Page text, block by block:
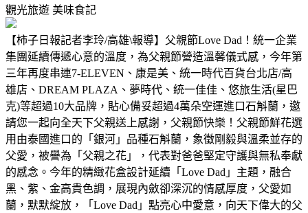
觀光旅遊 美味食記
【柿子日報記者李玲/高雄\報導】父親節Love Dad！統一企業
集團延續傳遞心意的溫度，為父親節營造溫馨儀式感，今年第
三年再度串連7-ELEVEN、康是美、統一時代百貨台北店/高
雄店、DREAM PLAZA、夢時代、統一佳佳、悠旅生活(星巴
克)等超過10大品牌，貼心備妥超過4萬朵空運進口石斛蘭，邀
請您一起向全天下父親送上感謝，父親節快樂！父親節鮮花選
用由泰國進口的「銀河」品種石斛蘭，象徵剛毅與溫柔並存的
父愛，被譽為「父親之花」，代表對爸爸堅定守護與無私奉獻
的感念。今年的精緻花盒設計延續「Love Dad」主題，融合
黑、紫、金高貴色調，展現內斂卻深沉的情感厚度，父愛如
蘭，默默綻放，「Love Dad」點亮心中愛意，向天下偉大的父